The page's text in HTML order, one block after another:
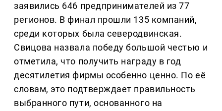
заявились 646 предпринимателей из 77
регионов. В финал прошли 135 компаний,
среди которых была северодвинская.
Свицова назвала победу большой честью и
отметила, что получить награду в год
десятилетия фирмы особенно ценно. По её
словам, это подтверждает правильность
выбранного пути, основанного на